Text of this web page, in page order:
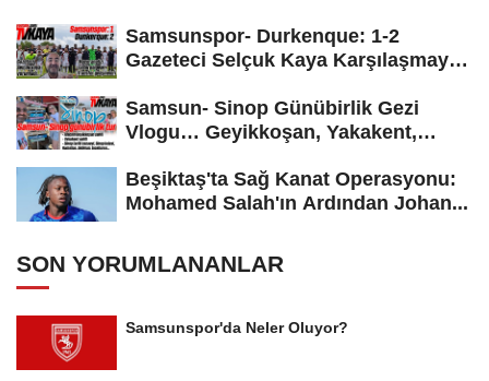
Samsunspor- Durkenque: 1-2
Gazeteci Selçuk Kaya Karşılaşmayı
Samsun- Sinop Günübirlik Gezi
Vlogu… Geyikkoşan, Yakakent,
Beşiktaş'ta Sağ Kanat Operasyonu:
Mohamed Salah'ın Ardından Johan...
SON YORUMLANANLAR
Samsunspor'da Neler Oluyor?